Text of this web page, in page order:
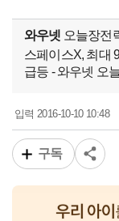
와우넷 오늘장전
스페이스X, 최대
급등 - 와우넷 오
입력2016-10-10 10:48
구독